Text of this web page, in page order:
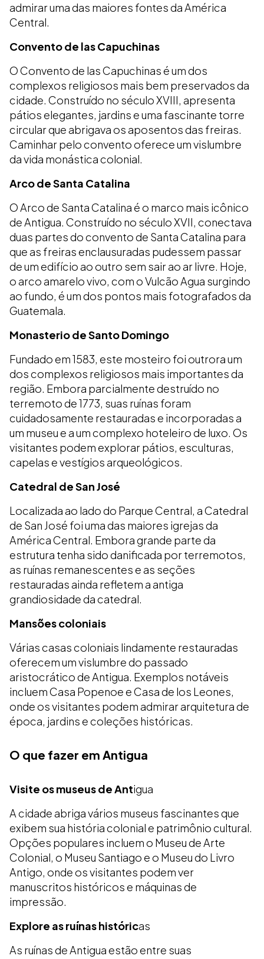
admirar uma das maiores fontes da América
Central.
Convento de las Capuchinas
O Convento de las Capuchinas é um dos
complexos religiosos mais bem preservados da
cidade. Construído no século XVIII, apresenta
pátios elegantes, jardins e uma fascinante torre
circular que abrigava os aposentos das freiras.
Caminhar pelo convento oferece um vislumbre
da vida monástica colonial.
Arco de Santa Catalina
O Arco de Santa Catalina é o marco mais icônico
de Antigua. Construído no século XVII, conectava
duas partes do convento de Santa Catalina para
que as freiras enclausuradas pudessem passar
de um edifício ao outro sem sair ao ar livre. Hoje,
o arco amarelo vivo, com o Vulcão Agua surgindo
ao fundo, é um dos pontos mais fotografados da
Guatemala.
Monasterio de Santo Domingo
Fundado em 1583, este mosteiro foi outrora um
dos complexos religiosos mais importantes da
região. Embora parcialmente destruído no
terremoto de 1773, suas ruínas foram
cuidadosamente restauradas e incorporadas a
um museu e a um complexo hoteleiro de luxo. Os
visitantes podem explorar pátios, esculturas,
capelas e vestígios arqueológicos.
Catedral de San José
Localizada ao lado do Parque Central, a Catedral
de San José foi uma das maiores igrejas da
América Central. Embora grande parte da
estrutura tenha sido danificada por terremotos,
as ruínas remanescentes e as seções
restauradas ainda refletem a antiga
grandiosidade da catedral.
Mansões coloniais
Várias casas coloniais lindamente restauradas
oferecem um vislumbre do passado
aristocrático de Antigua. Exemplos notáveis
incluem Casa Popenoe e Casa de los Leones,
onde os visitantes podem admirar arquitetura de
época, jardins e coleções históricas.
O que fazer em Antigua
Visite os museus de Antigua
A cidade abriga vários museus fascinantes que
exibem sua história colonial e patrimônio cultural.
Opções populares incluem o Museu de Arte
Colonial, o Museu Santiago e o Museu do Livro
Antigo, onde os visitantes podem ver
manuscritos históricos e máquinas de
impressão.
Explore as ruínas históricas
As ruínas de Antigua estão entre suas